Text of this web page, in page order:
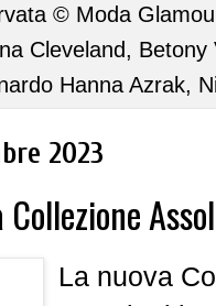
© Moda
Cleveland, Betony
Hanna Azrak,
2023
Collezione
La nuova